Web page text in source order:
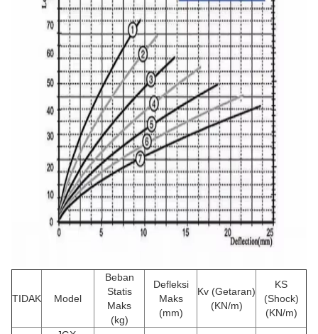
TIDAK Model
Beban
Statis
Maks
(kg)
Defleksi
Maks
(mm)
Kv (Getaran)
(KN/m)
KS
(Shock)
(KN/m)